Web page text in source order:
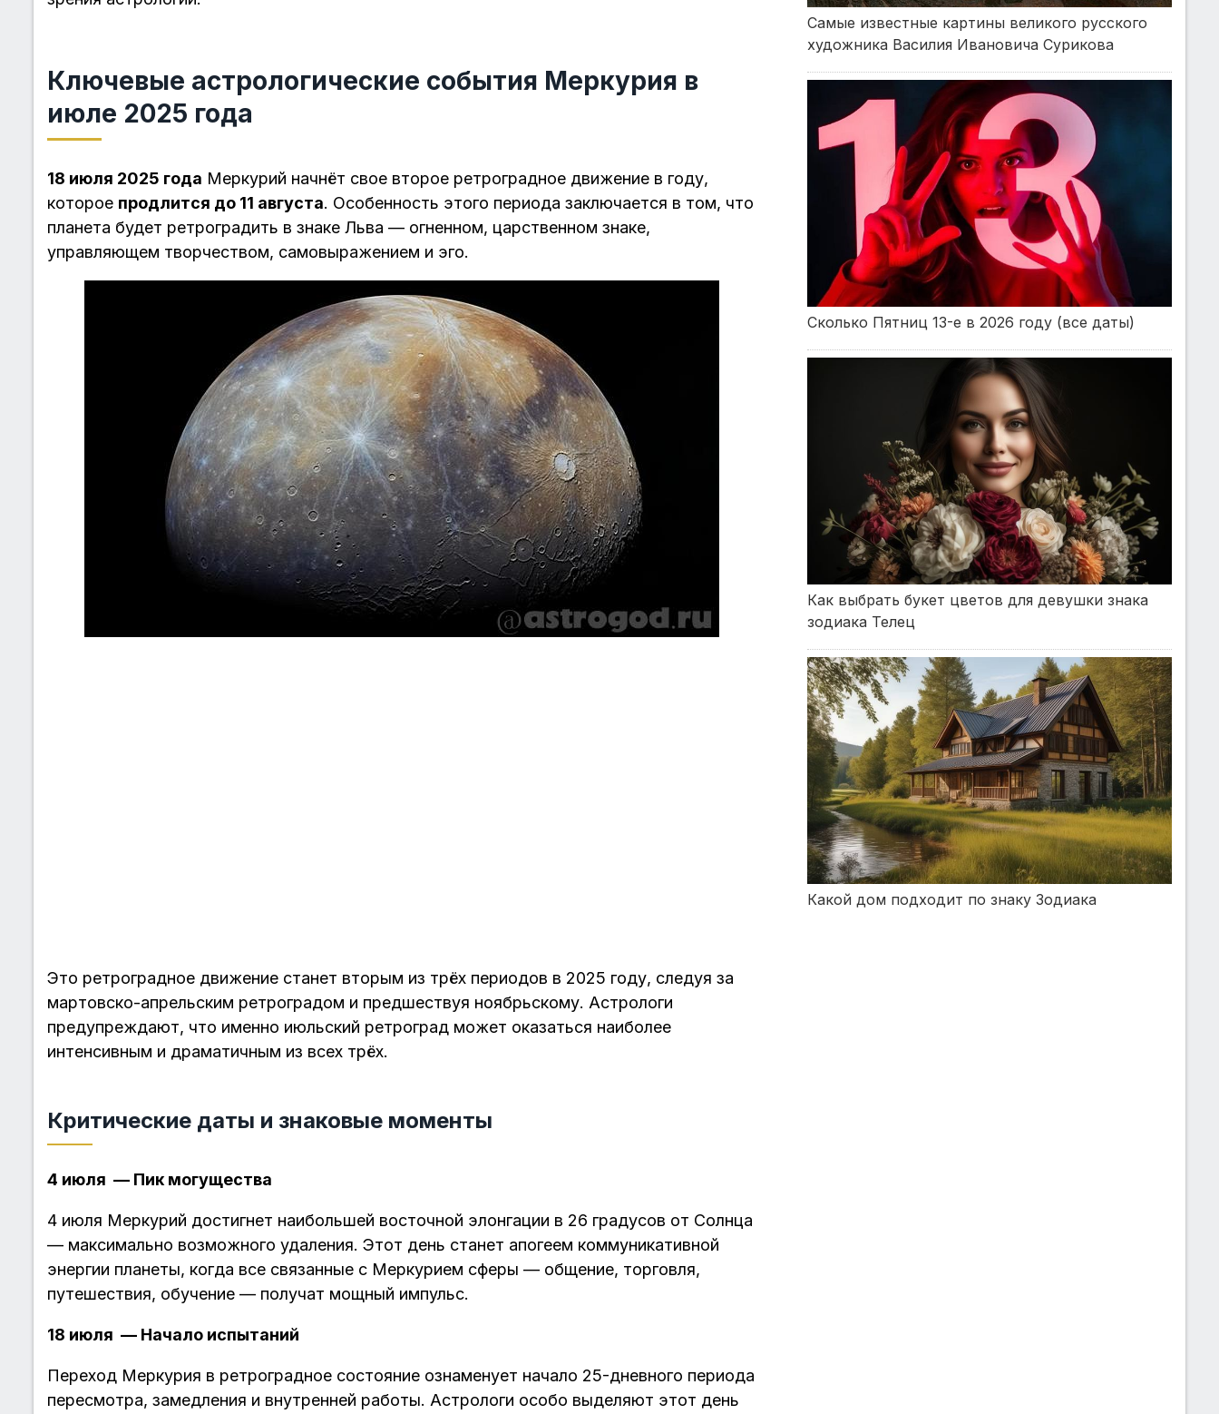
Ключевые астрологические события Меркурия в
июле 2025 года
18 июля 2025 года Меркурий начнёт свое второе ретроградное движение в году,
которое продлится до 11 августа. Особенность этого периода заключается в том, что
планета будет ретроградить в знаке Льва — огненном, царственном знаке,
управляющем творчеством, самовыражением и эго.
Это ретроградное движение станет вторым из трёх периодов в 2025 году, следуя за
мартовско-апрельским ретроградом и предшествуя ноябрьскому. Астрологи
предупреждают, что именно июльский ретроград может оказаться наиболее
интенсивным и драматичным из всех трёх.
Критические даты и знаковые моменты
4 июля — Пик могущества
4 июля Меркурий достигнет наибольшей восточной элонгации в 26 градусов от Солнца
— максимально возможного удаления. Этот день станет апогеем коммуникативной
энергии планеты, когда все связанные с Меркурием сферы — общение, торговля,
путешествия, обучение — получат мощный импульс.
18 июля — Начало испытаний
Переход Меркурия в ретроградное состояние ознаменует начало 25-дневного периода
пересмотра, замедления и внутренней работы. Астрологи особо выделяют этот день
Самые известные картины великого русского
художника Василия Ивановича Сурикова
Сколько Пятниц 13-е в 2026 году (все даты)
Как выбрать букет цветов для девушки знака
зодиака Телец
Какой дом подходит по знаку Зодиака